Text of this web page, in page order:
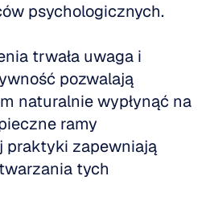
psychologicznych.
trwała uwaga i
pozwalają
naturalnie wypłynąć na
ramy
zapewniają
tych